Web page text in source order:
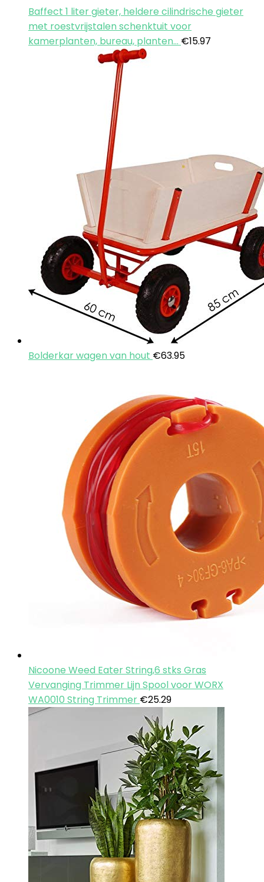
Baffect 1 liter gieter, heldere cilindrische gieter
met roestvrijstalen schenktuit voor
kamerplanten, bureau, planten… €15.97
Bolderkar wagen van hout €63.95
Nicoone Weed Eater String,6 stks Gras
Vervanging Trimmer Lijn Spool voor WORX
WA0010 String Trimmer €25.29